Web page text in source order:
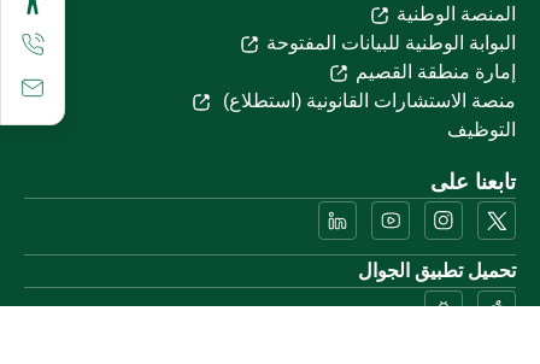
المنصة الوطنية
البوابة الوطنية للبيانات المفتوحة
إمارة منطقة القصيم
منصة الاستشارات القانونية (استطلاع)
التوظيف
تابعنا على
تحميل تطبيق الجوال